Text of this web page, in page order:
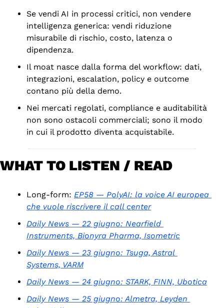
Se vendi AI in processi critici, non vendere
intelligenza generica: vendi riduzione
misurabile di rischio, costo, latenza o
dipendenza.
Il moat nasce dalla forma del workflow: dati,
integrazioni, escalation, policy e outcome
contano più della demo.
Nei mercati regolati, compliance e auditabilità
non sono ostacoli commerciali; sono il modo
in cui il prodotto diventa acquistabile.
WHAT TO LISTEN / READ
Long-form: EP58 — PolyAI: la voice AI europea
che vuole riscrivere il call center
Daily News — 22 giugno: Nearfield
Instruments, Bionyra Pharma, Isometric
Daily News — 23 giugno: Tsuga, Astral
Systems, VARM
Daily News — 24 giugno: STARK, FINN, Ubotica
Daily News — 25 giugno: Almetra, Leyden